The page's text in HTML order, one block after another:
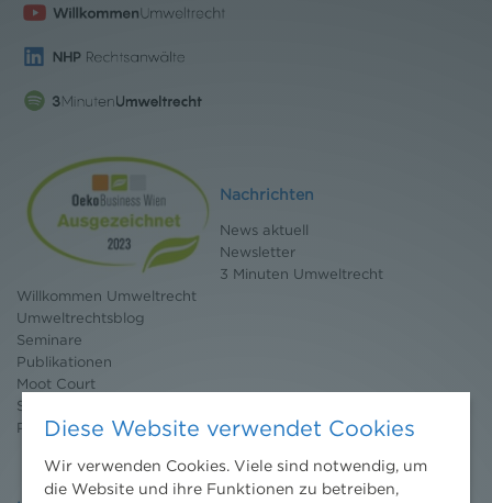
Nachrichten
News aktuell
Newsletter
3 Minuten Umweltrecht
Willkommen Umweltrecht
Umweltrechtsblog
Seminare
Publikationen
Moot Court
Stipendium
Pressebereich
Diese Website verwendet Cookies
Wir verwenden Cookies. Viele sind notwendig, um
die Website und ihre Funktionen zu betreiben,